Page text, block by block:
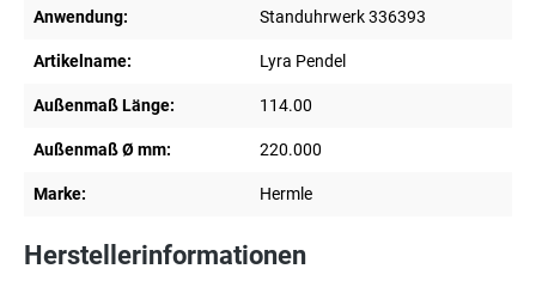
Anwendung: Standuhrwerk 336393
Artikelname: Lyra Pendel
Außenmaß Länge: 114.00
Außenmaß Ø mm: 220.000
Marke: Hermle
Herstellerinformationen